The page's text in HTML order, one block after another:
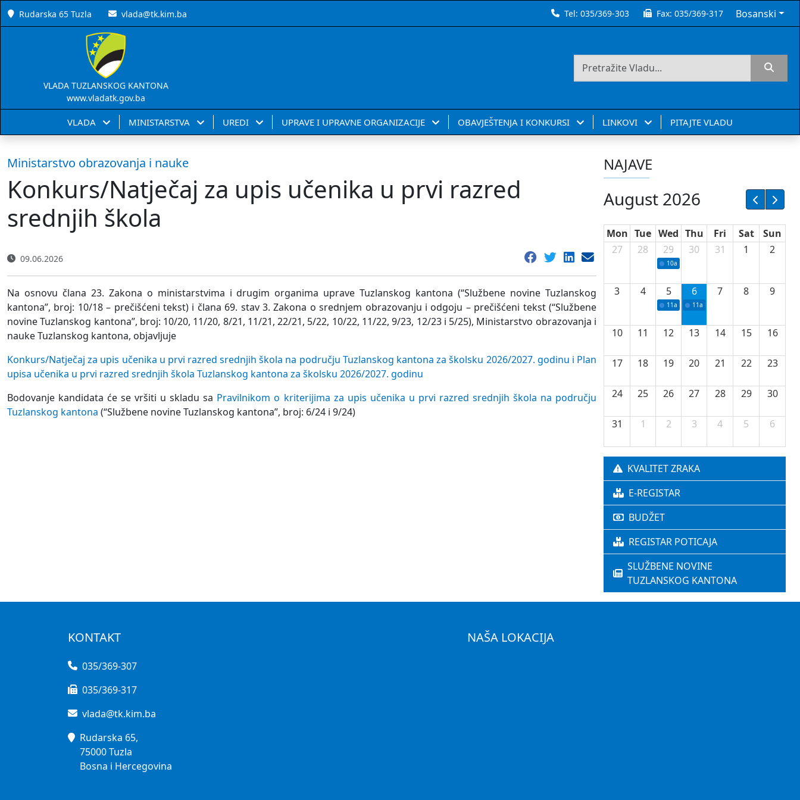
Rudarska 65 Tuzla vlada@tk.kim.ba Tel:035/369-303 Fax:035/369-317 Bosanski
VLADA TUZLANSKOG KANTONA
www.vladatk.gov.ba
VLADA MINISTARSTVA UREDI UPRAVE I UPRAVNE ORGANIZACIJE OBAVJEŠTENJA I KONKURSI LINKOVI PITAJTE VLADU
Ministarstvo obrazovanja i nauke
Konkurs/Natječaj za upis učenika u prvi razred
srednjih škola
09.06.2026
Na osnovu člana 23. Zakona o ministarstvima i drugim organima uprave Tuzlanskog kantona (“Službene novine Tuzlanskog
kantona”, broj: 10/18 – prečišćeni tekst) i člana 69. stav 3. Zakona o srednjem obrazovanju i odgoju – prečišćeni tekst (“Službene
novine Tuzlanskog kantona”, broj: 10/20, 11/20, 8/21, 11/21, 22/21, 5/22, 10/22, 11/22, 9/23, 12/23 i 5/25), Ministarstvo obrazovanja i
nauke Tuzlanskog kantona, objavljuje
Konkurs/Natječaj za upis učenika u prvi razred srednjih škola na području Tuzlanskog kantona za školsku 2026/2027. godinu i Plan
upisa učenika u prvi razred srednjih škola Tuzlanskog kantona za školsku 2026/2027. godinu
Bodovanje kandidata će se vršiti u skladu sa Pravilnikom o kriterijima za upis učenika u prvi razred srednjih škola na području
Tuzlanskog kantona (“Službene novine Tuzlanskog kantona”, broj: 6/24 i 9/24)
NAJAVE
August 2026
Mon Tue Wed Thu Fri Sat
Sun
27
28 29
10a Potpisivanje ugovora sa neprofitnim
30 31 1 2
3 4 5
11a Potpisivanje ugovora o stipendijama
6
11a Podrška razvoju vodne
7 8 9
10 11 12 13 14 15 16
17 18 19 20 21 22 23
24 25 26 27 28 29 30
31 1 2 3 4 5 6
KVALITET ZRAKA
E-REGISTAR
BUDŽET
REGISTAR POTICAJA
SLUŽBENE NOVINE
TUZLANSKOG KANTONA
KONTAKT
035/369-307
035/369-317
vlada@tk.kim.ba
Rudarska 65,
75000 Tuzla
Bosna i Hercegovina
NAŠA LOKACIJA